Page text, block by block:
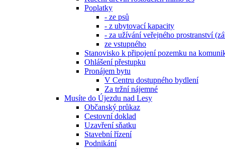
Poplatky
- ze psů
- z ubytovací kapacity
- za užívání veřejného prostranství
ze vstupného
Stanovisko k připojení pozemku na
Ohlášení přestupku
Pronájem bytu
V Centru dostupného bydlení
Za tržní nájemné
Musíte do Újezdu nad Lesy
Občanský průkaz
Cestovní doklad
Uzavření sňatku
Stavební řízení
Podnikání